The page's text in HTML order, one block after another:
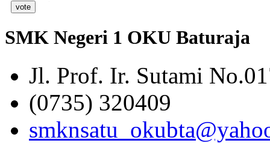
SMK Negeri 1 OKU Baturaja
Jl. Prof. Ir. Sutami
(0735) 320409